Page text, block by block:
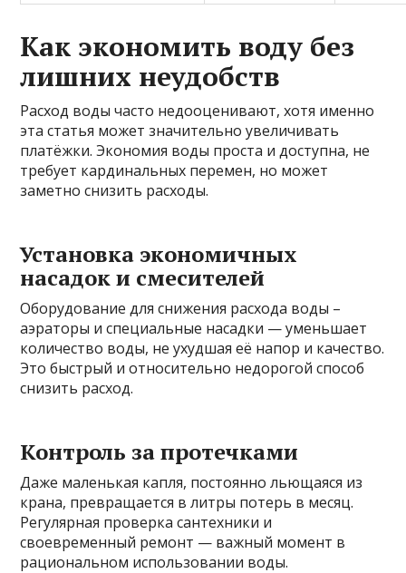
Как экономить воду без
лишних неудобств
Расход воды часто недооценивают, хотя именно
эта статья может значительно увеличивать
платёжки. Экономия воды проста и доступна, не
требует кардинальных перемен, но может
заметно снизить расходы.
Установка экономичных
насадок и смесителей
Оборудование для снижения расхода воды –
аэраторы и специальные насадки — уменьшает
количество воды, не ухудшая её напор и качество.
Это быстрый и относительно недорогой способ
снизить расход.
Контроль за протечками
Даже маленькая капля, постоянно льющаяся из
крана, превращается в литры потерь в месяц.
Регулярная проверка сантехники и
своевременный ремонт — важный момент в
рациональном использовании воды.